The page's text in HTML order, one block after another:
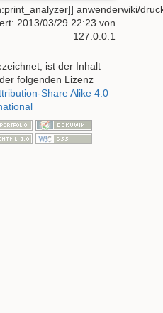
anwenderwiki/
2013/03/29 22:23 von
127.0.0.1
ist der Inhalt
folgenden Lizenz
Share Alike 4.0